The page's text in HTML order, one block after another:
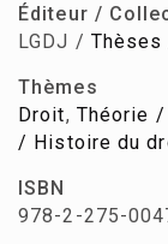
Éditeur /
LGDJ / Thèses
Thèmes
Droit, Théorie
/ Histoire du
ISBN
978-2-275-